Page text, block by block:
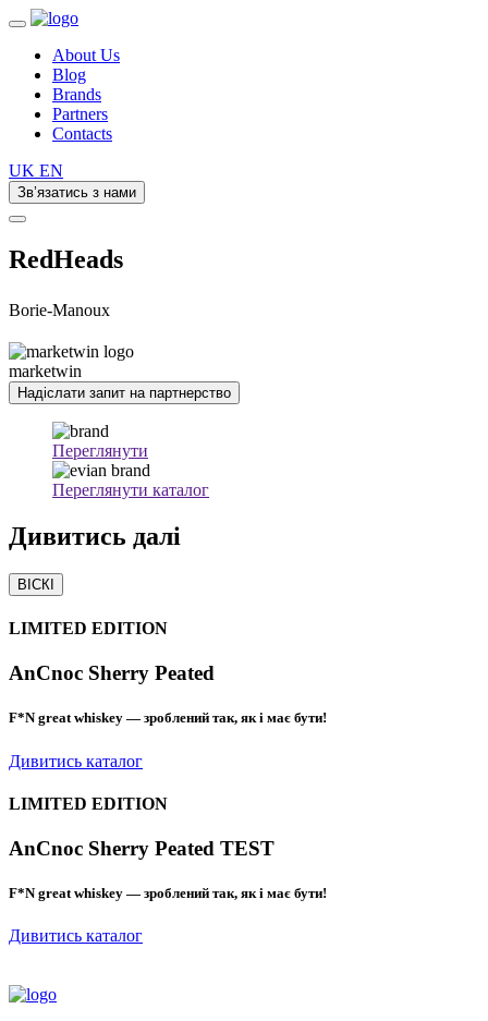
About Us
Blog
Brands
Partners
Contacts
UK EN
Зв’язатись з нами
RedHeads
Borie-Manoux
marketwin
Надіслати запит на партнерство
Переглянути
Переглянути каталог
Дивитись далі
ВІСКІ
LIMITED EDITION
AnCnoc Sherry Peated
F*N great whiskey — зроблений так, як і має бути!
Дивитись каталог
LIMITED EDITION
AnCnoc Sherry Peated TEST
F*N great whiskey — зроблений так, як і має бути!
Дивитись каталог